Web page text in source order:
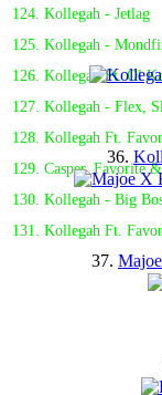
124. Kollegah - Jetlag
125. Kollegah -
126. Kollegah Ft. Ol
127. Kollegah - Flex,
128. Kollegah Ft.
129. Casper, Favorite
130. Kollegah - Big
131. Kollegah Ft.
36.
37.